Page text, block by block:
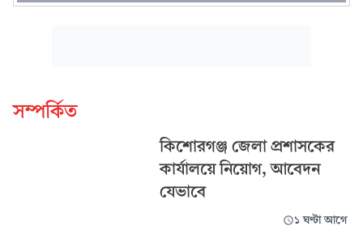
সম্পর্কিত
কিশোরগঞ্জ জেলা প্রশাসকের
কার্যালয়ে নিয়োগ, আবেদন
যেভাবে
১ ঘণ্টা আগে